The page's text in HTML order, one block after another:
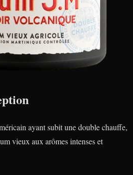
ayant subit une double chauffe,
vieux aux arômes intenses et